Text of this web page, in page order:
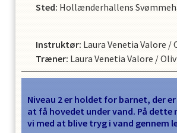
Sted: Hollænderhallens
Instruktør: Laura Venetia Valore /
Træner: Laura Venetia Valore /
Niveau 2 er holdet for barnet, der
at få hovedet under vand. På dette
vi med at blive tryg i vand gennem